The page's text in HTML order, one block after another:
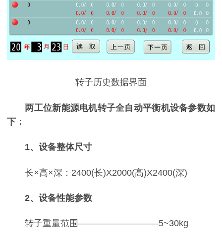
转子历史数据界面
两工位新能源电机转子全自动平衡机设备参数如
下：
1、设备整体尺寸
长×高×深：2400(长)X2000(高)X2400(深)
2、设备性能参数
转子重量范围—————————5~30kg